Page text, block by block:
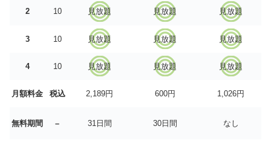
2 10 見放題 見放題 見放題
3 10 見放題 見放題 見放題
4 10 見放題 見放題 見放題
月額料金 税込 2,189円 600円 1,026円
無料期間 – 31日間 30日間 なし